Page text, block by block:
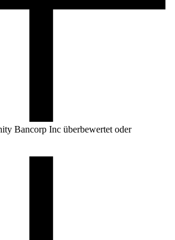
Bancorp Inc überbewertet oder